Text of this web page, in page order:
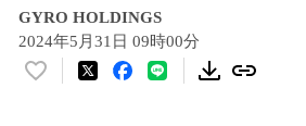
GYRO HOLDINGS
2024年5月31日 09時00分
い